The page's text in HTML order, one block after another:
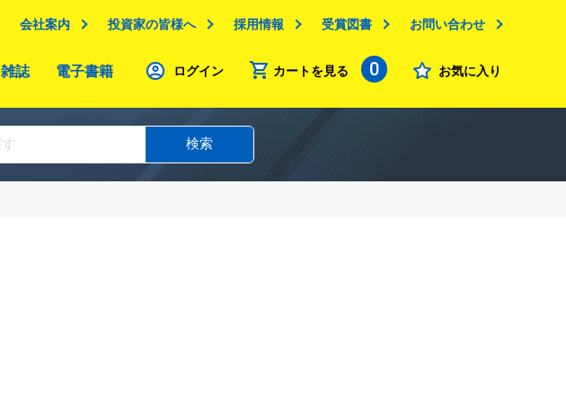
会社案内 投資家の皆様へ 採用情報 受賞図書 お問い合わせ
雑誌 電子書籍 ログイン カートを見る 0 お気に入り
検索